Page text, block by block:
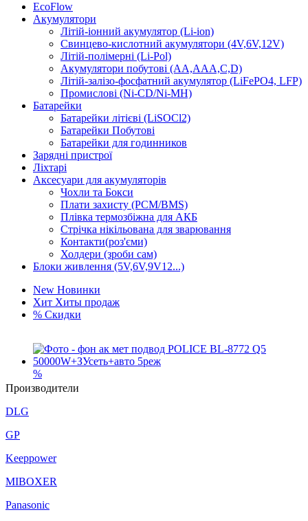
EcoFlow
Акумулятори
Літій-іонний акумулятор (Li-ion)
Свинцево-кислотний акумулятори (4V,6V,12V)
Літій-полімерні (Li-Pol)
Акумулятори побутові (AA,AAA,C,D)
Літій-залізо-фосфатний акумулятор (LiFePO4, LFP)
Промислові (Ni-CD/Ni-MH)
Батарейки
Батарейки літієві (LiSOCl2)
Батарейки Побутові
Батарейки для годинников
Зарядні пристрої
Ліхтарі
Аксесуари для акумуляторів
Чохли та Бокси
Плати захисту (PCM/BMS)
Плівка термозбіжна для АКБ
Стрічка нікільована для зварювання
Контакти(роз'єми)
Холдери (зроби сам)
Блоки живлення (5V,6V,9V12...)
New Новинки
Хит Хиты продаж
% Скидки
%
фон ак мет подвод POLICE BL-8772 Q5
50000W+ЗУсеть+авто 5реж
фонарик на голову X-Balog BL-539-6SMD 1 реж 3AAA
40
Производители
DLG
GP
Keeppower
MIBOXER
Panasonic